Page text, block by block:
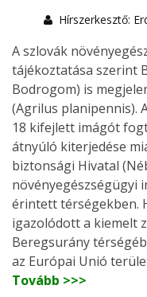
Hírszerkesztő:
A szlovák
tájékoztatása szerint
Bodrogom) is
(Agrilus planipennis).
18 kifejlett imágót
átnyúló kiterjedése
biztonsági Hivatal
növényegészségügyi
érintett térségekben.
igazolódott a kiemelt
Beregsurány
az Európai Unió
Tovább >>>